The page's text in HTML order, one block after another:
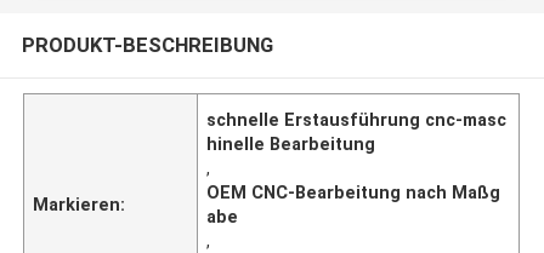
PRODUKT-BESCHREIBUNG
Markieren:
schnelle Erstausführung cnc-masc
hinelle Bearbeitung
,
OEM CNC-Bearbeitung nach Maßg
abe
,